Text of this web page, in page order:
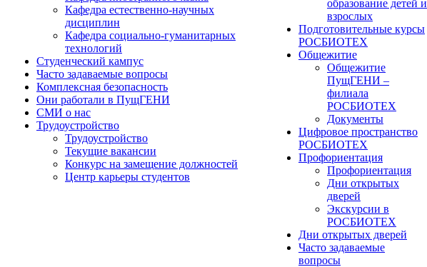
Кафедра естественно-научных
дисциплин
Кафедра социально-гуманитарных
технологий
Студенческий кампус
Часто задаваемые вопросы
Комплексная безопасность
Они работали в ПущГЕНИ
СМИ о нас
Трудоустройство
Трудоустройство
Текущие вакансии
Конкурс на замещение должностей
Центр карьеры студентов
образование детей и
взрослых
Подготовительные курсы
РОСБИОТЕХ
Общежитие
Общежитие
ПущГЕНИ –
филиала
РОСБИОТЕХ
Документы
Цифровое пространство
РОСБИОТЕХ
Профориентация
Профориентация
Дни открытых
дверей
Экскурсии в
РОСБИОТЕХ
Дни открытых дверей
Часто задаваемые
вопросы